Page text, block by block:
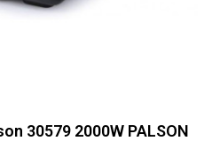
30579 2000W PALSON